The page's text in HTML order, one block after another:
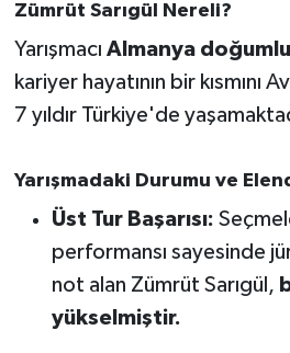
Zümrüt Sarıgül Nereli?
Yarışmacı Almanya doğumlu
kariyer hayatının bir kısmını
7 yıldır Türkiye'de
Yarışmadaki Durumu ve
Üst Tur Başarısı:
performansı sayesinde
not alan Zümrüt Sarıgül,
yükselmiştir.
SAĞLIK
Savaştepe
SİYASET
Sındırgı
SPOR